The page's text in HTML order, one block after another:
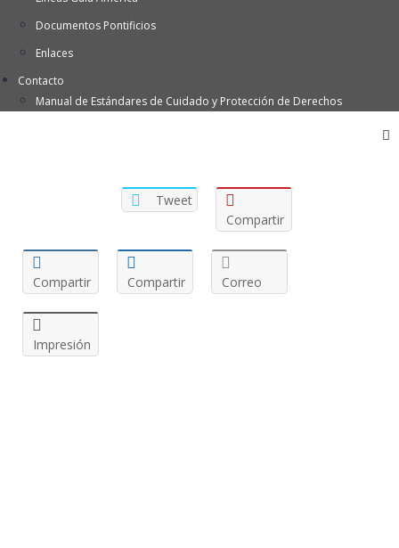
Documentos Pontificios
Enlaces
Contacto
Manual de Estándares de Cuidado y Protección de Derechos
Tweet
Compartir
Compartir Compartir Correo
Impresión